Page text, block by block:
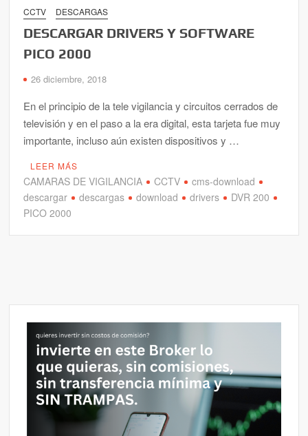
CCTV DESCARGAS
DESCARGAR DRIVERS Y SOFTWARE
PICO 2000
26 diciembre, 2018
En el principio de la tele vigilancia y circuitos cerrados de
televisión y en el paso a la era digital, esta tarjeta fue muy
importante, incluso aún existen dispositivos y …
LEER MÁS
CAMARAS DE VIGILANCIA CCTV
cms-download
descargar
descargas download drivers
DVR 200
PICO 2000